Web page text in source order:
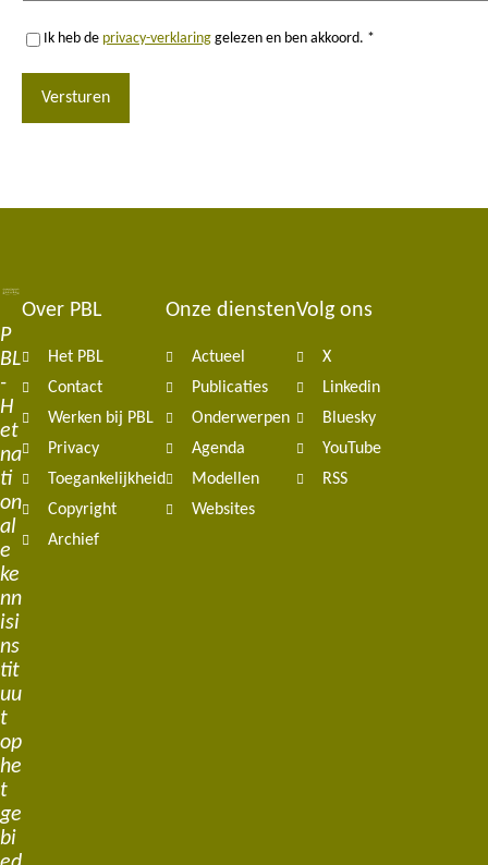
Ik heb de privacy-verklaring gelezen en ben akkoord. *
Versturen
P
BL
-
H
et
na
ti
on
al
e
ke
nn
isi
ns
tit
uu
t
op
he
t
ge
bi
Footer
navigation
Over PBL
Het PBL
Contact
Werken bij PBL
Privacy
Toegankelijkheid
Copyright
Archief
Onze diensten
Actueel
Publicaties
Onderwerpen
Agenda
Modellen
Websites
Volg ons
X
Linkedin
Bluesky
YouTube
RSS